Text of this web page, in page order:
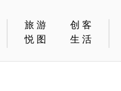
旅游
创客
悦图
生活